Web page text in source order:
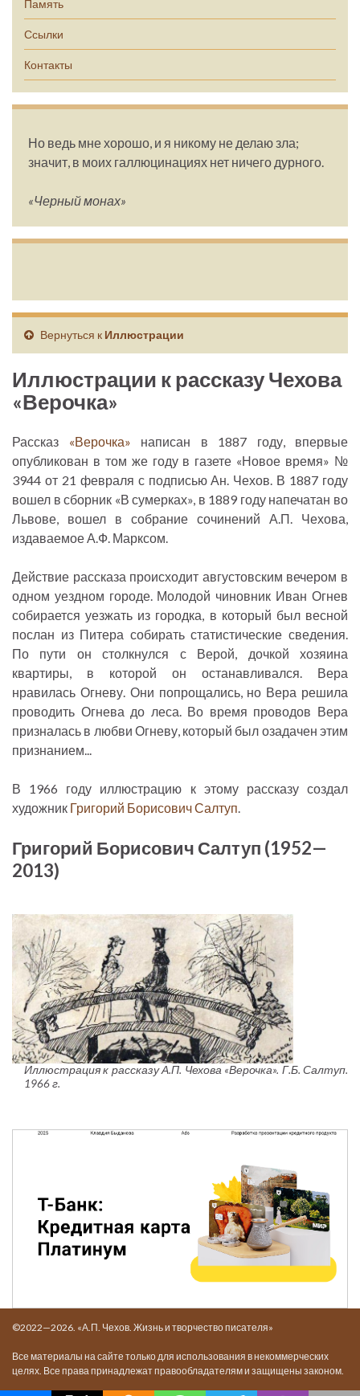
Память
Ссылки
Контакты
Но ведь мне хорошо, и я никому не делаю зла;
значит, в моих галлюцинациях нет ничего дурного.
«Черный монах»
Вернуться к Иллюстрации
Иллюстрации к рассказу Чехова
«Верочка»
Рассказ «Верочка» написан в 1887 году, впервые
опубликован в том же году в газете «Новое время» №
3944 от 21 февраля с подписью Ан. Чехов. В 1887 году
вошел в сборник «В сумерках», в 1889 году напечатан во
Львове, вошел в собрание сочинений А.П. Чехова,
издаваемое А.Ф. Марксом.
Действие рассказа происходит августовским вечером в
одном уездном городе. Молодой чиновник Иван Огнев
собирается уезжать из городка, в который был весной
послан из Питера собирать статистические сведения.
По пути он столкнулся с Верой, дочкой хозяина
квартиры, в которой он останавливался. Вера
нравилась Огневу. Они попрощались, но Вера решила
проводить Огнева до леса. Во время проводов Вера
призналась в любви Огневу, который был озадачен этим
признанием...
В 1966 году иллюстрацию к этому рассказу создал
художник Григорий Борисович Салтуп.
Григорий Борисович Салтуп (1952—
2013)
Иллюстрация к рассказу А.П. Чехова «Верочка». Г.Б. Салтуп.
1966 г.
©2022—2026. «А.П. Чехов. Жизнь и творчество писателя»
Все материалы на сайте только для использования в некоммерческих
целях. Все права принадлежат правообладателям и защищены законом.